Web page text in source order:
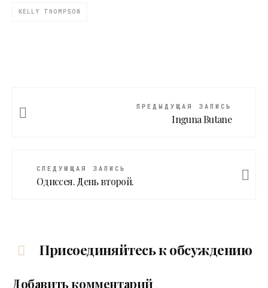
KELLY THOMPSON
ПРЕДЫДУЩАЯ ЗАПИСЬ
Inguna Butane
СЛЕДУЮЩАЯ ЗАПИСЬ
Одиссея. День второй.
Присоединяйтесь к обсуждению
Добавить комментарий